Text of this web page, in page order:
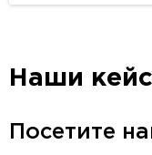
Наши
Посетите